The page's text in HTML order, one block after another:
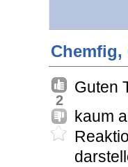
Chemfig,
2
Guten
kaum